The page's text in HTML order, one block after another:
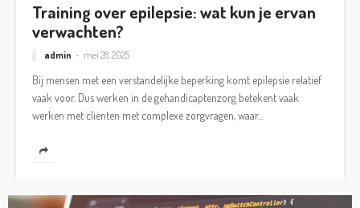
Training over epilepsie: wat kun je ervan
verwachten?
admin mei 28, 2025
Bij mensen met een verstandelijke beperking komt epilepsie relatief
vaak voor. Dus werken in de gehandicaptenzorg betekent vaak
werken met cliënten met complexe zorgvragen, waar...